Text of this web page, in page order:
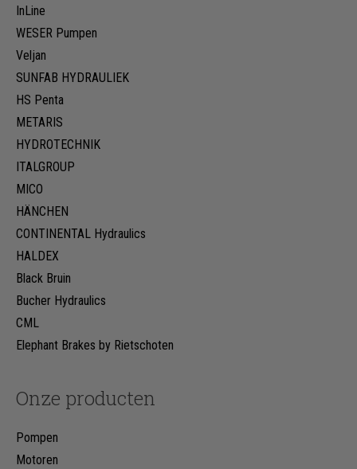
InLine
WESER Pumpen
Veljan
SUNFAB HYDRAULIEK
HS Penta
METARIS
HYDROTECHNIK
ITALGROUP
MICO
HÄNCHEN
CONTINENTAL Hydraulics
HALDEX
Black Bruin
Bucher Hydraulics
CML
Elephant Brakes by Rietschoten
Onze producten
Pompen
Motoren